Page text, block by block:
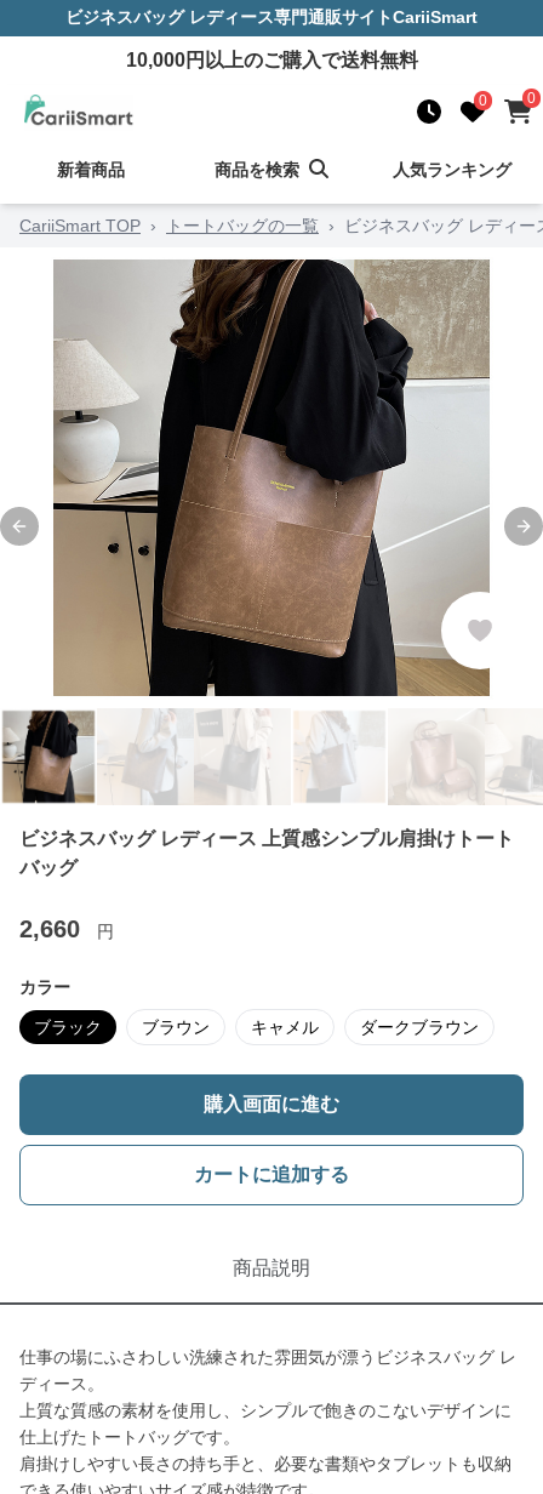
ビジネスバッグ レディース専門通販サイトCariiSmart
10,000円以上のご購入で送料無料
0 0
新着商品 商品を検索 人気ランキング
CariiSmart TOP › トートバッグの一覧 › ビジネスバッグ レディ
Previous slide
ビジネスバッグ レディース 上質感シンプル肩掛けトート
バッグ
2,660 円
カラー
ブラック ブラウン キャメル ダークブラウン
購入画面に進む
カートに追加する
商品説明
仕事の場にふさわしい洗練された雰囲気が漂うビジネスバッグ レ
ディース。
上質な質感の素材を使用し、シンプルで飽きのこないデザインに
仕上げたトートバッグです。
肩掛けしやすい長さの持ち手と、必要な書類やタブレットも収納